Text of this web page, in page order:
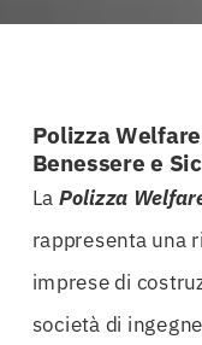
Polizza
Benessere e
La Polizza
rappresenta una
imprese di
società di